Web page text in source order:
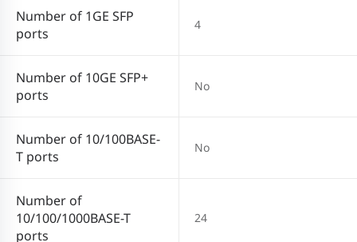
Number of 1GE SFP
ports
4
Number of 10GE SFP+
ports
No
Number of 10/100BASE-
T ports
No
Number of
10/100/1000BASE-T
ports
24